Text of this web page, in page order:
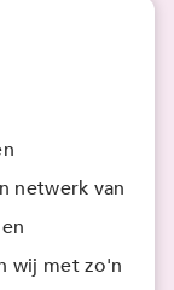
netwerk van
wij met zo'n